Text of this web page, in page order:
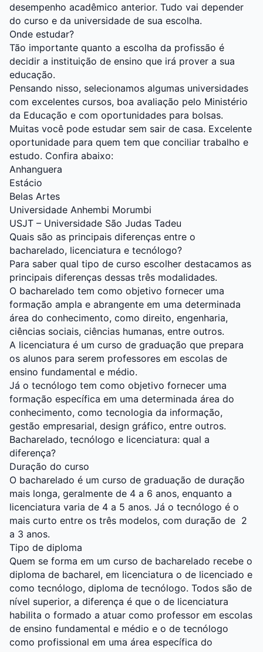
desempenho acadêmico anterior. Tudo vai depender
do curso e da universidade de sua escolha.
Onde estudar?
Tão importante quanto a escolha da profissão é
decidir a instituição de ensino que irá prover a sua
educação.
Pensando nisso, selecionamos algumas universidades
com excelentes cursos, boa avaliação pelo Ministério
da Educação e com oportunidades para bolsas.
Muitas você pode estudar sem sair de casa. Excelente
oportunidade para quem tem que conciliar trabalho e
estudo. Confira abaixo:
Anhanguera
Estácio
Belas Artes
Universidade Anhembi Morumbi
USJT – Universidade São Judas Tadeu
Quais são as principais diferenças entre o
bacharelado, licenciatura e tecnólogo?
Para saber qual tipo de curso escolher destacamos as
principais diferenças dessas três modalidades.
O bacharelado tem como objetivo fornecer uma
formação ampla e abrangente em uma determinada
área do conhecimento, como direito, engenharia,
ciências sociais, ciências humanas, entre outros.
A licenciatura é um curso de graduação que prepara
os alunos para serem professores em escolas de
ensino fundamental e médio.
Já o tecnólogo tem como objetivo fornecer uma
formação específica em uma determinada área do
conhecimento, como tecnologia da informação,
gestão empresarial, design gráfico, entre outros.
Bacharelado, tecnólogo e licenciatura: qual a
diferença?
Duração do curso
O bacharelado é um curso de graduação de duração
mais longa, geralmente de 4 a 6 anos, enquanto a
licenciatura varia de 4 a 5 anos. Já o tecnólogo é o
mais curto entre os três modelos, com duração de 2
a 3 anos.
Tipo de diploma
Quem se forma em um curso de bacharelado recebe o
diploma de bacharel, em licenciatura o de licenciado e
como tecnólogo, diploma de tecnólogo. Todos são de
nível superior, a diferença é que o de licenciatura
habilita o formado a atuar como professor em escolas
de ensino fundamental e médio e o de tecnólogo
como profissional em uma área específica do